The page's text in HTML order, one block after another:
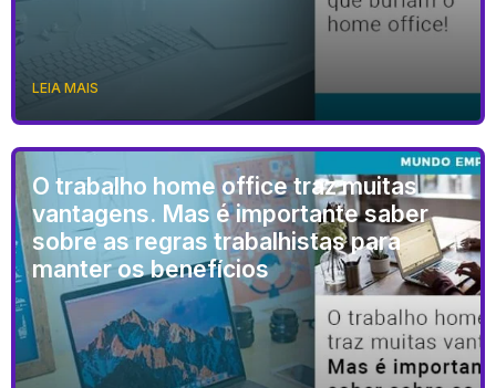
LEIA MAIS
O trabalho home office traz muitas
vantagens. Mas é importante saber
sobre as regras trabalhistas para
manter os benefícios